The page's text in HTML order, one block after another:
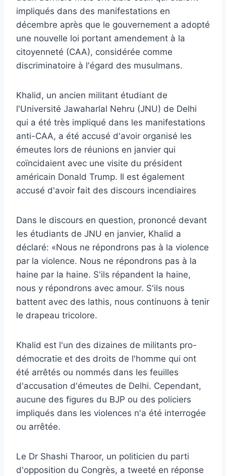
impliqués dans des manifestations en
décembre après que le gouvernement a adopté
une nouvelle loi portant amendement à la
citoyenneté (CAA), considérée comme
discriminatoire à l'égard des musulmans.
Khalid, un ancien militant étudiant de
l'Université Jawaharlal Nehru (JNU) de Delhi
qui a été très impliqué dans les manifestations
anti-CAA, a été accusé d'avoir organisé les
émeutes lors de réunions en janvier qui
coïncidaient avec une visite du président
américain Donald Trump. Il est également
accusé d'avoir fait des discours incendiaires
Dans le discours en question, prononcé devant
les étudiants de JNU en janvier, Khalid a
déclaré: «Nous ne répondrons pas à la violence
par la violence. Nous ne répondrons pas à la
haine par la haine. S'ils répandent la haine,
nous y répondrons avec amour. S'ils nous
battent avec des lathis, nous continuons à tenir
le drapeau tricolore.
Khalid est l'un des dizaines de militants pro-
démocratie et des droits de l'homme qui ont
été arrêtés ou nommés dans les feuilles
d'accusation d'émeutes de Delhi. Cependant,
aucune des figures du BJP ou des policiers
impliqués dans les violences n'a été interrogée
ou arrêtée.
Le Dr Shashi Tharoor, un politicien du parti
d'opposition du Congrès, a tweeté en réponse